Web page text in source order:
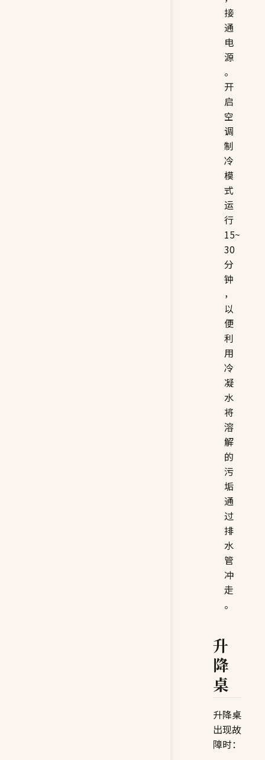
接
通
电
源
。
开
启
空
调
制
冷
模
式
运
行
15~
30
分
钟
，
以
便
利
用
冷
凝
水
将
溶
解
的
污
垢
通
过
排
水
管
冲
走
。
升
降
桌
升降桌
出现故
障时：